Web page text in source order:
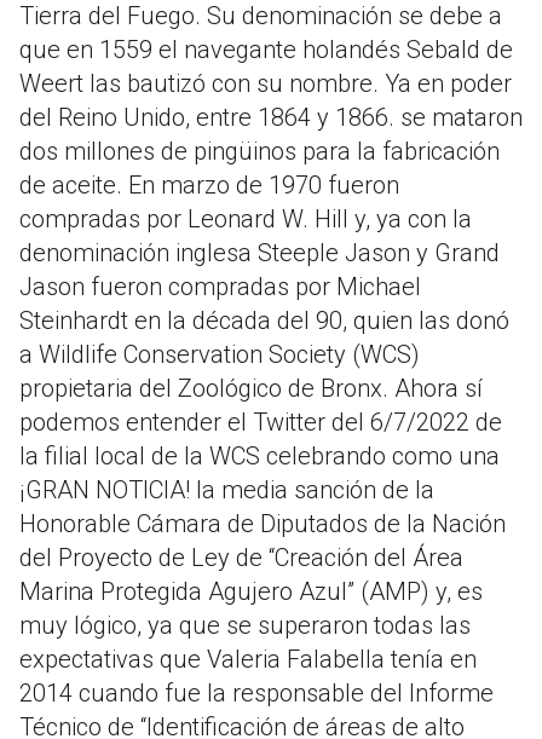
Tierra del Fuego. Su denominación se debe a
que en 1559 el navegante holandés Sebald de
Weert las bautizó con su nombre. Ya en poder
del Reino Unido, entre 1864 y 1866. se mataron
dos millones de pingüinos para la fabricación
de aceite. En marzo de 1970 fueron
compradas por Leonard W. Hill y, ya con la
denominación inglesa Steeple Jason y Grand
Jason fueron compradas por Michael
Steinhardt en la década del 90, quien las donó
a Wildlife Conservation Society (WCS)
propietaria del Zoológico de Bronx. Ahora sí
podemos entender el Twitter del 6/7/2022 de
la filial local de la WCS celebrando como una
¡GRAN NOTICIA! la media sanción de la
Honorable Cámara de Diputados de la Nación
del Proyecto de Ley de “Creación del Área
Marina Protegida Agujero Azul” (AMP) y, es
muy lógico, ya que se superaron todas las
expectativas que Valeria Falabella tenía en
2014 cuando fue la responsable del Informe
Técnico de “Identificación de áreas de alto